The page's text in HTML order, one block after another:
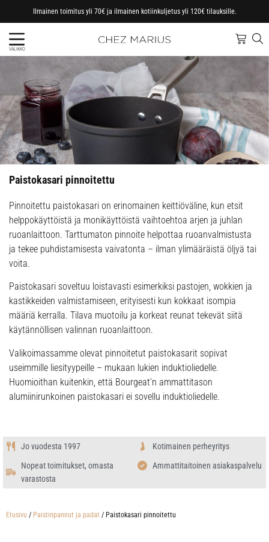
Ilmainen toimitus yli 70€ ja ilmainen kotiinkuljetus yli 120€ tilauksille.
VALIKKO
Paistokasari pinnoitettu
Pinnoitettu paistokasari on erinomainen keittiöväline, kun etsit
helppokäyttöistä ja monikäyttöistä vaihtoehtoa arjen ja juhlan
ruoanlaittoon. Tarttumaton pinnoite helpottaa ruoanvalmistusta
ja tekee puhdistamisesta vaivatonta – ilman ylimääräistä öljyä tai
voita.
Paistokasari soveltuu loistavasti esimerkiksi pastojen, wokkien ja
kastikkeiden valmistamiseen, erityisesti kun kokkaat isompia
määriä kerralla. Tilava muotoilu ja korkeat reunat tekevät siitä
käytännöllisen valinnan ruoanlaittoon.
Valikoimassamme olevat pinnoitetut paistokasarit sopivat
useimmille liesityypeille – mukaan lukien induktioliedelle.
Huomioithan kuitenkin, että Bourgeat’n ammattitason
alumiinirunkoinen paistokasari ei sovellu induktioliedelle.
Jo vuodesta 1997
Kotimainen perheyritys
Nopeat toimitukset, omasta
varastosta
Ammattitaitoinen asiakaspalvelu
Etusivu / Paistinpannut ja padat / Paistokasari pinnoitettu